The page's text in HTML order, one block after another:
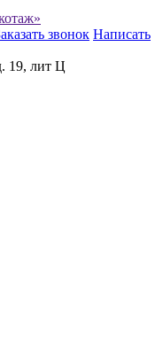
звонок Написать
19, лит Ц